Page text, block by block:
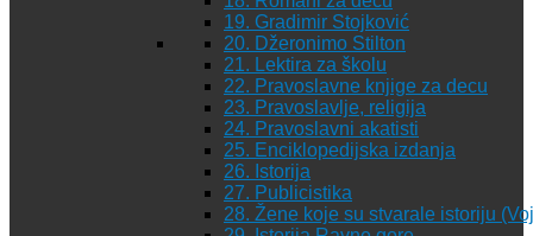
19. Gradimir Stojković
20. Džeronimo Stilton
21. Lektira za školu
22. Pravoslavne knjige za decu
23. Pravoslavlje, religija
24. Pravoslavni akatisti
25. Enciklopedijska izdanja
26. Istorija
27. Publicistika
28. Žene koje su stvarale istoriju